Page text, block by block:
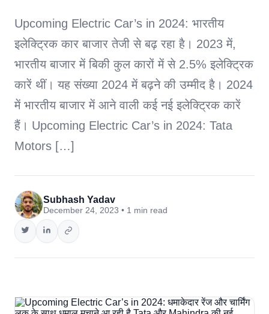
Upcoming Electric Car’s in 2024: भारतीय
इलेक्ट्रिक कार बाजार तेजी से बढ़ रहा है। 2023 में,
भारतीय बाजार में बिकी कुल कारों में से 2.5% इलेक्ट्रिक
कारें थीं। यह संख्या 2024 में बढ़ने की उम्मीद है। 2024
में भारतीय बाजार में आने वाली कई नई इलेक्ट्रिक कारें
हैं। Upcoming Electric Car’s in 2024: Tata
Motors […]
Subhash Yadav
December 24, 2023 • 1 min read